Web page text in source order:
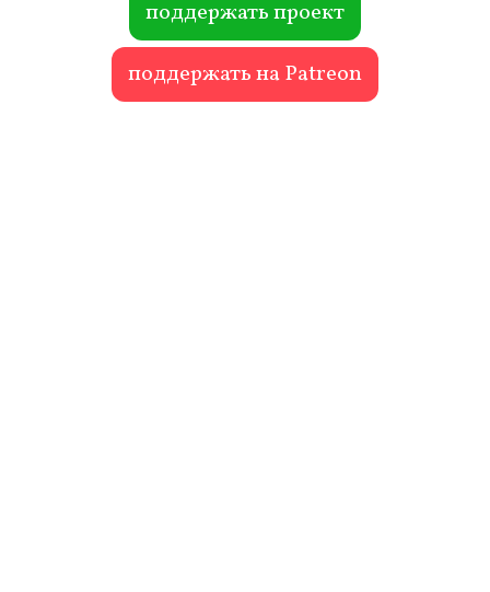
поддержать проект
поддержать на Patreon